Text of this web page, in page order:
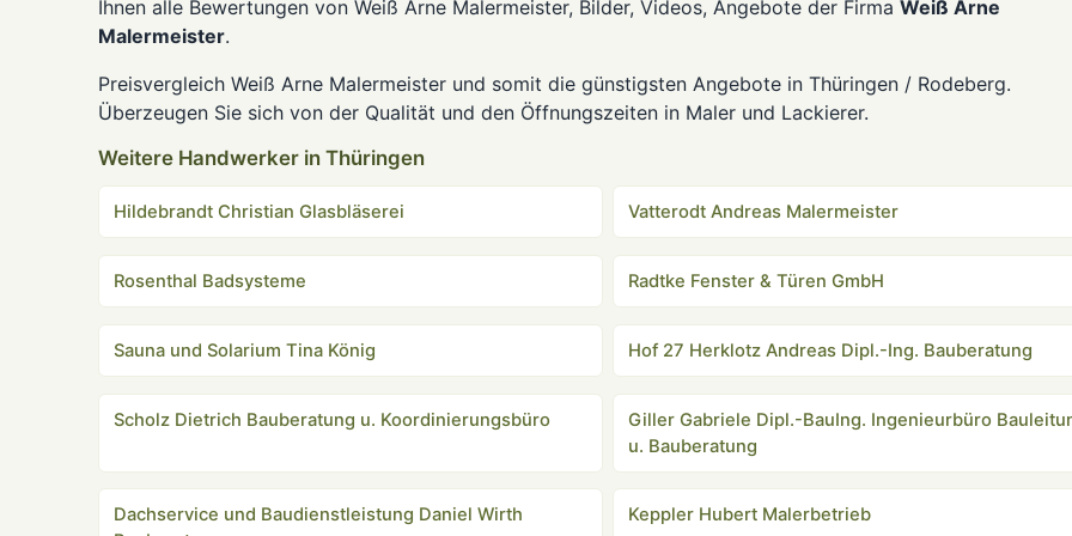
Ihnen alle Bewertungen von Weiß Arne Malermeister, Bilder, Videos, Angebote der Firma Weiß Arne
Malermeister.
Preisvergleich Weiß Arne Malermeister und somit die günstigsten Angebote in Thüringen / Rodeberg.
Überzeugen Sie sich von der Qualität und den Öffnungszeiten in Maler und Lackierer.
Weitere Handwerker in Thüringen
Hildebrandt Christian Glasbläserei Vatterodt Andreas Malermeister
Rosenthal Badsysteme Radtke Fenster & Türen GmbH
Sauna und Solarium Tina König Hof 27 Herklotz Andreas Dipl.-Ing. Bauberatung
Scholz Dietrich Bauberatung u. Koordinierungsbüro
Giller Gabriele Dipl.-BauIng. Ingenieurbüro
u. Bauberatung
Dachservice und Baudienstleistung Daniel Wirth
Keppler Hubert Malerbetrieb